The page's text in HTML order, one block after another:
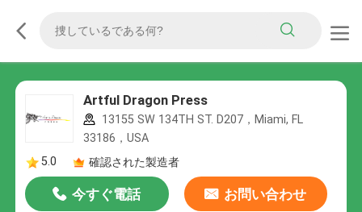
Artful Dragon Press
13155 SW 134TH ST. D207，Miami, FL
33186，USA
5.0
確認された製造者
今すぐ電話 お問い合わせ